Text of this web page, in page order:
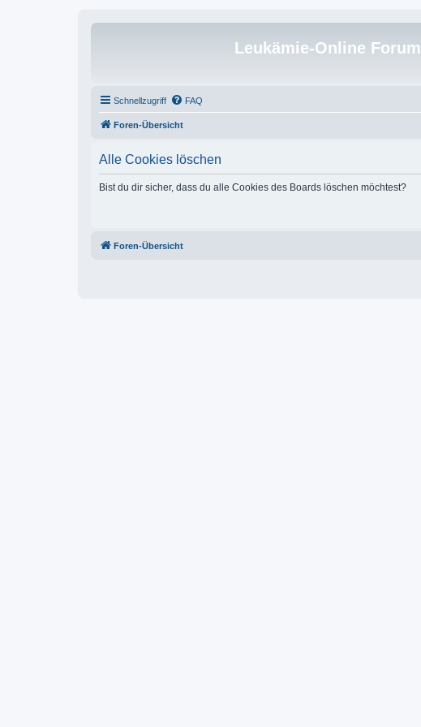
Leukämie-Online Forum
Schnellzugriff FAQ
Foren-Übersicht
Alle Cookies löschen
Bist du dir sicher, dass du alle Cookies des Boards löschen möchtest?
Foren-Übersicht